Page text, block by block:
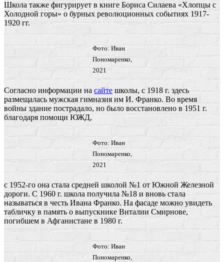
Школа также фигурирует в книге Бориса Силаева «Хлопцы с
Холодной горы» о бурных революционных событиях 1917-
1920 гг.
Фото: Иван
Пономаренко,
2021
Согласно информации на сайте школы, с 1918 г. здесь
размещалась мужская гимназия им И. Франко. Во время
войны здание пострадало, но было восстановлено в 1951 г.
благодаря помощи ЮЖД,
Фото: Иван
Пономаренко,
2021
с 1952-го она стала средней школой №1 от Южной Железной
дороги. С 1960 г. школа получила №18 и вновь стала
называться в честь Ивана Франко. На фасаде можно увидеть
табличку в память о выпускнике Виталии Смирнове,
погибшем в Афганистане в 1980 г.
Фото: Иван
Пономаренко,